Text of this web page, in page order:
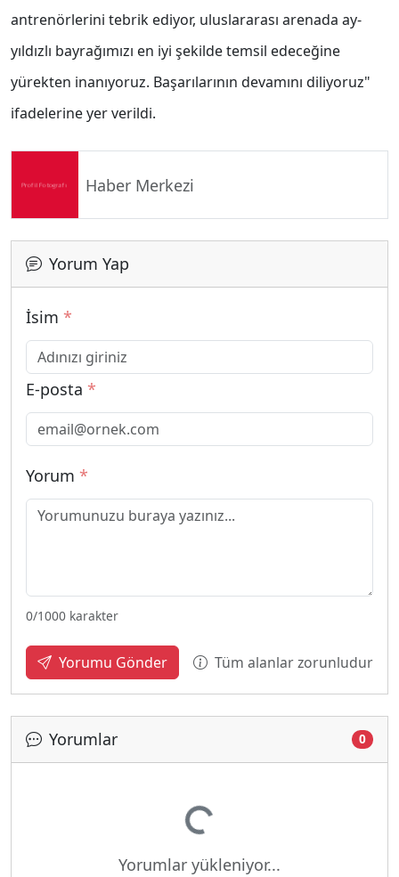
antrenörlerini tebrik ediyor, uluslararası arenada ay-
yıldızlı bayrağımızı en iyi şekilde temsil edeceğine
yürekten inanıyoruz. Başarılarının devamını diliyoruz"
ifadelerine yer verildi.
Haber Merkezi
Yorum Yap
İsim *
E-posta *
Yorum *
0/1000 karakter
Yorumu Gönder Tüm alanlar zorunludur
Yorumlar 0
Yükleniyor...
Yorumlar yükleniyor...